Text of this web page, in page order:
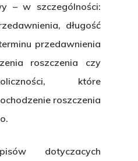
– w szczególności:
długość
przedawnienia
roszczenia czy
które
roszczenia
dotyczacych